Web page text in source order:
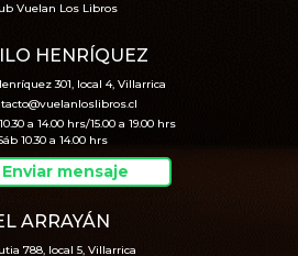
Vuelan Los Libros
HENRÍQUEZ
301, local 4, Villarrica
a 14.00 hrs/15.00 a 19.00 hrs
10.30 a 14.00 hrs
Enviar mensaje
ARRAYÁN
788, local 5, Villarrica